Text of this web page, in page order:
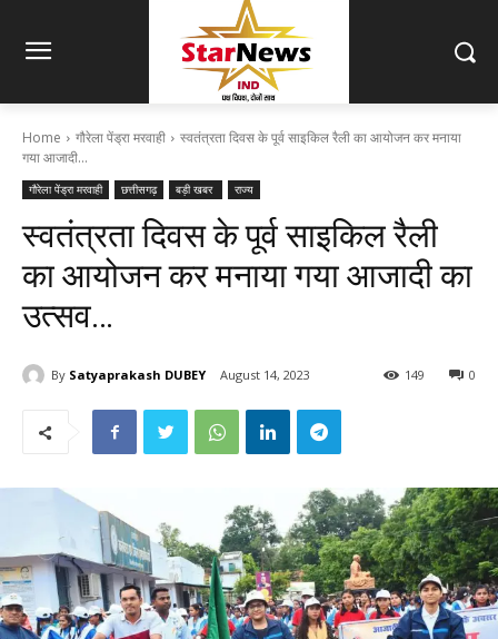
Home गौरेला पेंड्रा मरवाही
स्वतंत्रता दिवस के पूर्व साइकिल रैली का आयोजन कर मनाया
गया आजादी...
गौरेला पेंड्रा मरवाही छत्तीसगढ़ बड़ी खबर राज्य
स्वतंत्रता दिवस के पूर्व साइकिल रैली
का आयोजन कर मनाया गया आजादी का
उत्सव…
By Satyaprakash DUBEY August 14, 2023 0
149